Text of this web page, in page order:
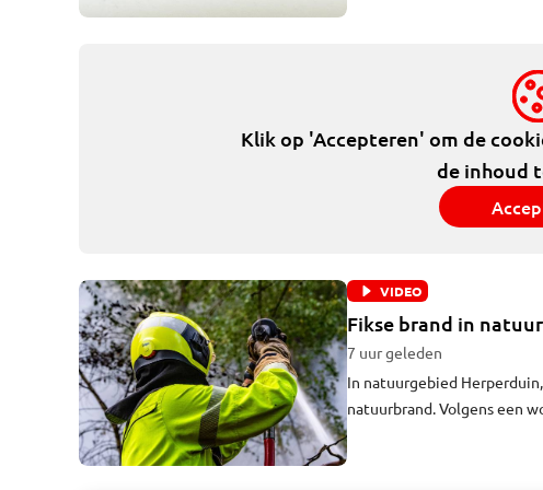
Klik op 'Accepteren' om de
de inhoud
VIDEO
Fikse brand in
7 uur geleden
In natuurgebied
natuurbrand. Volgens een